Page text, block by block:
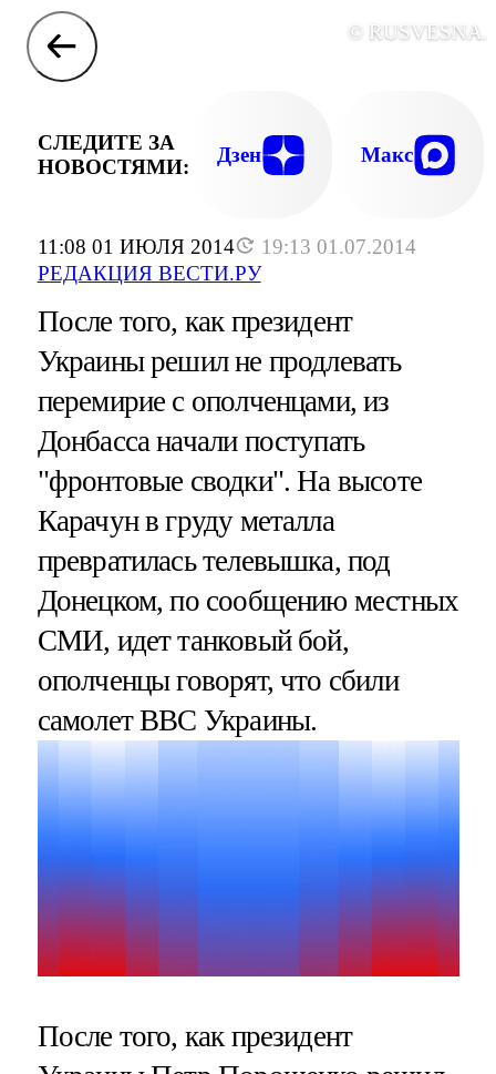
11:08 01 ИЮЛЯ 2014
19:13 01.07.2014
РЕДАКЦИЯ ВЕСТИ.РУ
©
СЛЕДИТЕ ЗА
НОВОСТЯМИ:
Дзен Макс
После того, как президент
Украины решил не продлевать
перемирие с ополченцами, из
Донбасса начали поступать
"фронтовые сводки". На высоте
Карачун в груду металла
превратилась телевышка, под
Донецком, по сообщению местных
СМИ, идет танковый бой,
ополченцы говорят, что сбили
самолет ВВС Украины.
После того, как президент